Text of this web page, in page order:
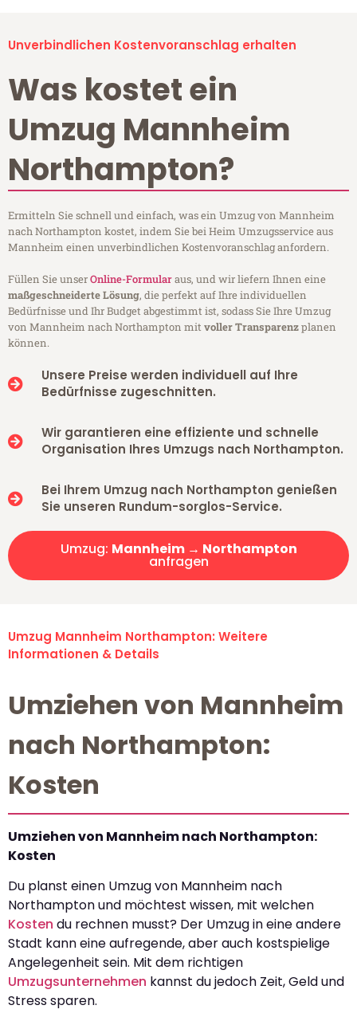
Unverbindlichen Kostenvoranschlag erhalten
Was kostet ein
Umzug Mannheim
Northampton?
Ermitteln Sie schnell und einfach, was ein Umzug von Mannheim
nach Northampton kostet, indem Sie bei Heim Umzugsservice aus
Mannheim einen unverbindlichen Kostenvoranschlag anfordern.
Füllen Sie unserOnline-Formularaus, und wir liefern Ihnen eine
maßgeschneiderte Lösung, die perfekt auf Ihre individuellen
Bedürfnisse und Ihr Budget abgestimmt ist, sodass Sie Ihre Umzug
von Mannheim nach Northampton mitvoller Transparenzplanen
können.
Unsere Preise werden individuell auf Ihre
Bedürfnisse zugeschnitten.
Wir garantieren eine effiziente und schnelle
Organisation Ihres Umzugs nach Northampton.
Bei Ihrem Umzug nach Northampton genießen
Sie unseren Rundum-sorglos-Service.
Umzug: Mannheim → Northampton
anfragen
Umzug Mannheim Northampton: Weitere
Informationen & Details
Umziehen von Mannheim
nach Northampton:
Kosten
Umziehen von Mannheim nach Northampton:
Kosten
Du planst einen Umzug von Mannheim nach
Northampton und möchtest wissen, mit welchen
Kosten du rechnen musst? Der Umzug in eine andere
Stadt kann eine aufregende, aber auch kostspielige
Angelegenheit sein. Mit dem richtigen
Umzugsunternehmen kannst du jedoch Zeit, Geld und
Stress sparen.